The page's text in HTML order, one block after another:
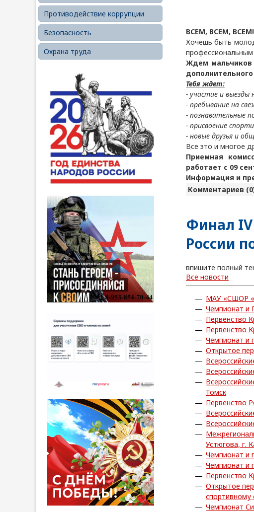
Противодействие коррупции
Безопасность
Охрана труда
ВСЕМ, ВСЕМ, ВСЕМ!
Хочешь быть
Ждем мальчиков
Тебя ждет:
- участие и выезды
- пребывание на
- познавательные
- присвоение
- новые друзья и
Все это и многое
Приемная
работает с 09
Информация и
Комментариев
Финал
России
впишите полный
Все новости
МАУ «СШОР
Чемпионат и
Первенство
Первенство
Чемпионат и
Открытое
Томск
Первенство
Устюгова, г.
Чемпионат и
Чемпионат и
Первенство
Открытое
спортивному
Чемпионат